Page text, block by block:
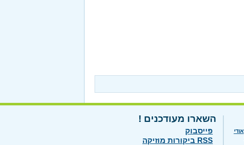
אודי
השארו מעודכנים !
פייסבוק
RSS ביקורות מוזיקה